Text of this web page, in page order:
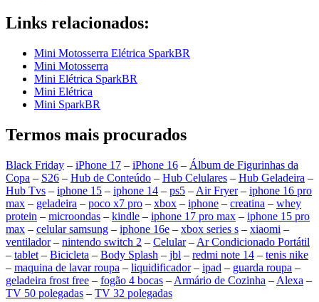
Links relacionados:
Mini Motosserra Elétrica SparkBR
Mini Motosserra
Mini Elétrica SparkBR
Mini Elétrica
Mini SparkBR
Termos mais procurados
Black Friday – iPhone 17 – iPhone 16 – Álbum de Figurinhas da
Copa – S26 – Hub de Conteúdo – Hub Celulares – Hub Geladeira –
Hub Tvs – iphone 15 – iphone 14 – ps5 – Air Fryer– iphone 16 pro
max – geladeira – poco x7 pro – xbox – iphone – creatina – whey
protein – microondas – kindle – iphone 17 pro max – iphone 15 pro
max – celular samsung – iphone 16e – xbox series s – xiaomi –
ventilador– nintendo switch 2 – Celular– Ar Condicionado Portátil
– tablet – Bicicleta – Body Splash – jbl – redmi note 14 – tenis nike
– maquina de lavar roupa – liquidificador– ipad – guarda roupa –
geladeira frost free – fogão 4 bocas – Armário de Cozinha – Alexa –
TV 50 polegadas – TV 32 polegadas